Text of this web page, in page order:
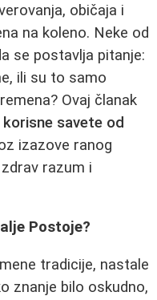
običaja i
na koleno. Neke od
se postavlja pitanje:
ili su to samo
Ovaj članak
savete od
izazove ranog
razum i
Postoje?
tradicije, nastale
znanje bilo oskudno,